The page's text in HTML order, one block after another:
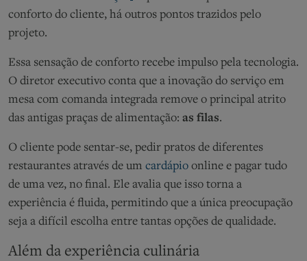
conforto do cliente, há outros pontos trazidos pelo
projeto.
Essa sensação de conforto recebe impulso pela tecnologia.
O diretor executivo conta que a inovação do serviço em
mesa com comanda integrada remove o principal atrito
das antigas praças de alimentação: as filas.
O cliente pode sentar-se, pedir pratos de diferentes
restaurantes através de um cardápio online e pagar tudo
de uma vez, no final. Ele avalia que isso torna a
experiência é fluida, permitindo que a única preocupação
seja a difícil escolha entre tantas opções de qualidade.
Além da experiência culinária